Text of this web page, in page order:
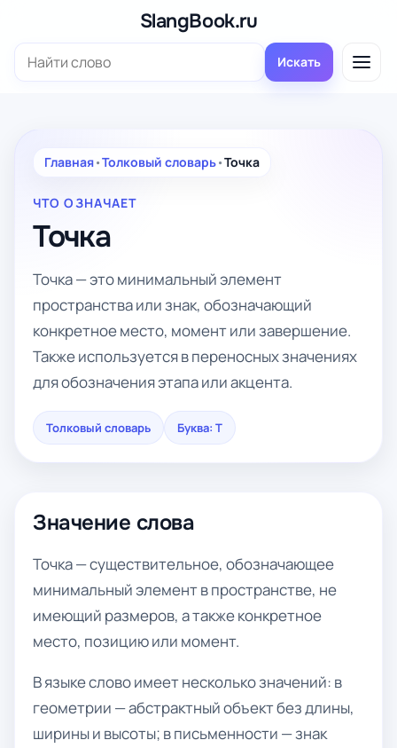
содержимому
SlangBook.ru
Поиск: Искать
Главная•Толковый словарь•Точка
ЧТО ОЗНАЧАЕТ
Точка
Точка — это минимальный элемент
пространства или знак, обозначающий
конкретное место, момент или завершение.
Также используется в переносных значениях
для обозначения этапа или акцента.
Толковый словарь Буква: Т
Значение слова
Точка — существительное, обозначающее
минимальный элемент в пространстве, не
имеющий размеров, а также конкретное
место, позицию или момент.
В языке слово имеет несколько значений: в
геометрии — абстрактный объект без длины,
ширины и высоты; в письменности — знак